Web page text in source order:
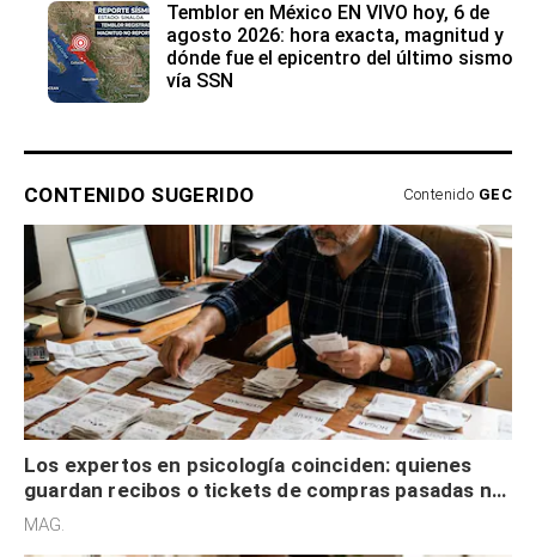
Temblor en México EN VIVO hoy, 6 de
agosto 2026: hora exacta, magnitud y
dónde fue el epicentro del último sismo
vía SSN
CONTENIDO SUGERIDO Contenido GEC
Los expertos en psicología coinciden: quienes
guardan recibos o tickets de compras pasadas no
son acumuladores, sino que tienen necesidad de
MAG.